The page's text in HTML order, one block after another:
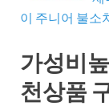
이 주니어 불소
가성비
천상품